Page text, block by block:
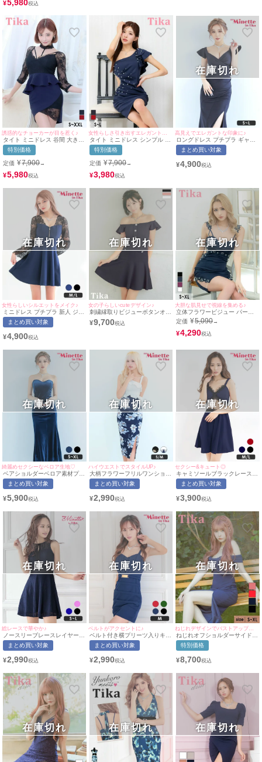
¥5,980
誘惑的なチョーカーが目を惹く♪
タイト ミニドレス 谷間 大きい
サイズ ブラックレース ストレ
ッチ 袖あり 七分袖 ペプラム
チョーカー バイカラー (明日花
キララ着用) [Tika/ティカ]
特別価格
定価 ¥7,900→
¥5,980
タイト ミニドレス シンプル 大
人 ストレッチ ワンショルダー
ゴージャスフリル ホワイトパ
ール ヌーディーシアー切り替
え キャバドレス (MIYABI着用)
[Tika/ティカ]
特別価格
定価 ¥7,900→
¥3,980
高見えでエレガントな印象に♪
ロングドレス プチプラ ギャル
タイト スリット セクシー ラウ
ンジ 半袖 谷間 背中魅せ ネイ
いせい着用/S~Lサイズ対応) |
まとめ買い対象
¥4,900
在庫切れ
女性らしいシルエットをメイク♪
ミニドレス プチプラ 新人 ジッ
プ 長袖 ワンピース フレア セ
クシー レース 花柄 低身長 ネ
着用/M~Lサイズ対応) |
まとめ買い対象
¥4,900
在庫切れ
女の子らしいcuteデザイン♪
刺繍縁取りビジューボタンオフ
ショルダーフリル袖ワンカラー
フレアミニドレス (Sサイズ～
¥9,700
在庫切れ
大胆な肌見せで視線を集める♪
立体フラワービジュー パール
くびれ セクシー キャミソール
タイトミニドレス (Sサイズ～
XLサイズ) (伊藤愛依海着用)
[Tika/ティカ]
定価 ¥5,090→
¥4,290
在庫切れ
綺麗めセクシーなベロア生地♡
ベアショルダーベロア素材プチ
プラマーメイドロングドレス
(Sサイズ～XLサイズ)(せいせ
[myMinette/マイミネット]
まとめ買い対象
¥5,900
在庫切れ
ハイウエストでスタイルUP♪
大柄フラワーフリルワンショル
ダーバイカラータイトプチプラ
膝丈ドレス (Sサイズ/Mサイズ)
[myMinette/マイミネット]
まとめ買い対象
¥2,990
在庫切れ
セクシー&キュート◎
キャミソールブラックレースウ
エストシアーデザインプチプラ
フレアミニドレス (Mサイズ/L
着用)[myMinette/マイミネット]
まとめ買い対象
¥3,900
在庫切れ
総レースで華やか♪
ノースリーブレースレイヤード
ブラックラインプチプラフレア
ミニドレス (Sサイズ～Lサイ
用)[myMinette/マイミネット]
まとめ買い対象
¥2,990
在庫切れ
ベルトがアクセントに♪
ベルト付き横プリーツ入りキャ
ミソールプチプラタイトミニド
レス (Mサイズ)(中尾みほ/キャ
ミネット]
まとめ買い対象
¥2,990
在庫切れ
ねじれオフショルダーサイドス
リット膝丈タイトドレス (Sサ
イズ～XLサイズ) (戦慄かなの/
カ]
特別価格
¥8,700
在庫切れ
在庫切れ 在庫切れ 在庫切れ